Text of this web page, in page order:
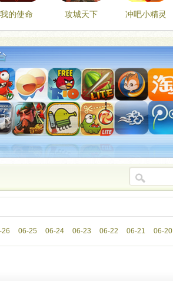
我的使命 攻城天下 冲吧小精灵
26 06-25 06-24 06-23 06-22 06-21 06-20